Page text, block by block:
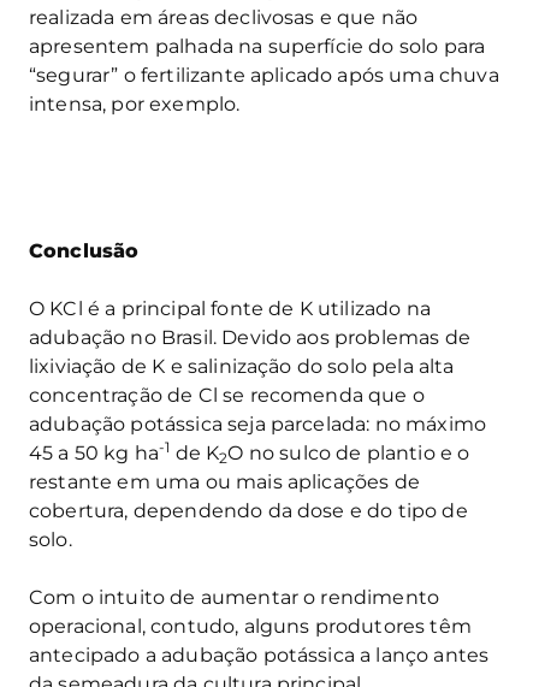
realizada em áreas declivosas e que não
apresentem palhada na superfície do solo para
“segurar” o fertilizante aplicado após uma chuva
intensa, por exemplo.
Conclusão
O KCl é a principal fonte de K utilizado na
adubação no Brasil. Devido aos problemas de
lixiviação de K e salinização do solo pela alta
concentração de Cl se recomenda que o
adubação potássica seja parcelada: no máximo
45 a 50 kg ha-1 de K2O no sulco de plantio e o
restante em uma ou mais aplicações de
cobertura, dependendo da dose e do tipo de
solo.
Com o intuito de aumentar o rendimento
operacional, contudo, alguns produtores têm
antecipado a adubação potássica a lanço antes